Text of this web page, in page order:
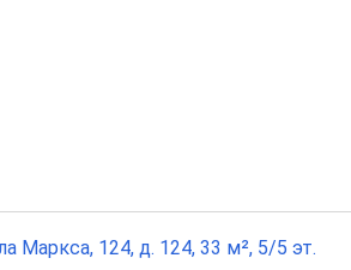
Маркса, 124, д. 124, 33 м², 5/5 эт.